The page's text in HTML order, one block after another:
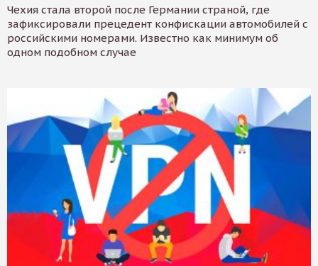
Чехия стала второй после Германии страной, где
зафиксировали прецедент конфискации автомобилей с
российскими номерами. Известно как минимум об
одном подобном случае